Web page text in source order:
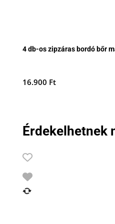
4 db-os zipzáras bordó bőr
16.900 Ft
Érdekelhetnek